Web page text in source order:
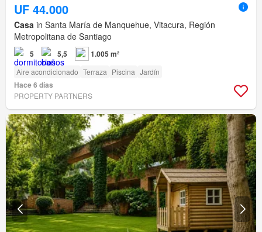
UF 44.000
Casa in Santa María de Manquehue, Vitacura, Región
Metropolitana de Santiago
5 5,5 1.005 m²
Aire acondicionado Terraza Piscina Jardín
Hace 6 días
PROPERTY PARTNERS